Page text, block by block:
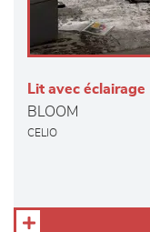
Lit avec éclairage
BLOOM
CELIO